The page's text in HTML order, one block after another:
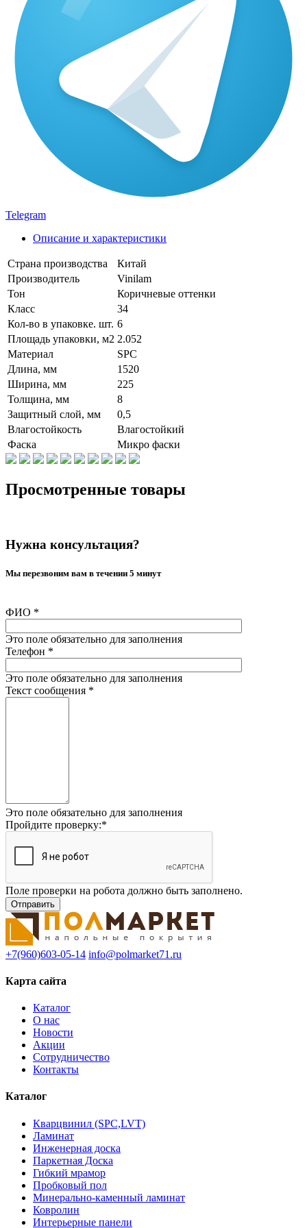
Telegram
Описание и характеристики
Страна производства
Китай
Производитель
Vinilam
Тон
Коричневые оттенки
Класс
34
Кол-во в упаковке. шт. 6
Площадь упаковки, м2 2.052
Материал
SPC
Длина, мм
1520
Ширина, мм
225
Толщина, мм
8
Защитный слой, мм
0,5
Влагостойкость
Влагостойкий
Фаска
Микро фаски
Просмотренные товары
Нужна консультация?
Мы перезвоним вам в течении 5 минут
ФИО *
Это поле обязательно для заполнения
Телефон *
Это поле обязательно для заполнения
Текст сообщения *
Это поле обязательно для заполнения
Пройдите проверку:*
Поле проверки на робота должно быть заполнено.
+7(960)603-05-14 info@polmarket71.ru
Карта сайта
Каталог
О нас
Новости
Акции
Сотрудничество
Контакты
Каталог
Кварцвинил (SPC,LVT)
Ламинат
Инженерная доска
Паркетная Доска
Гибкий мрамор
Пробковый пол
Минерально-каменный ламинат
Ковролин
Интерьерные панели